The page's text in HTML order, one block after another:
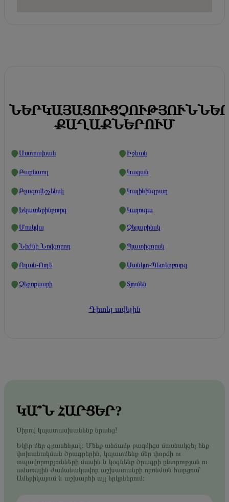
ՔԱՂԱՔՆԵՐՈՒՄ
Աստրախան
Բարնաուլ
Բլագովեշչենսկ
Եկատերինբուրգ
Իջևան
Կազան
Կալինինգրադ
Կալուգա
Մոսկվա
Նիժնի Նովգորոդ
Ուլան-Ուդե
Չեբոքսարի
Չելյաբինսկ
Պյատիգորսկ
Սանկտ-Պետերբուրգ
Տյումեն
Դիտել ավելին
ԿԱ՞Ն ՀԱՐՑԵՐ?
Սիրով կպատասխանենք նրանց!
Եկիր մեր գրասենյակ։ Մենք անձամբ բազմիցս մասնակցել ենք
փոխանակման ծրագրերին, կպատմենք մեր փորձի ու
տպավորությունների մասին և կօգնենք ծրագրի ընտրության ու
ամառային ժամանակավոր աշխատանքի որոնման հարցում՝
Ամերիկայում և աշխարհի այլ երկրներում։